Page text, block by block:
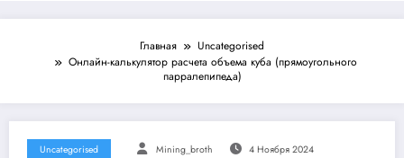
Главная
Uncategorised
Онлайн-калькулятор расчета объема куба (прямоугольного
парралепипеда)
Uncategorised Mining_broth 4 Ноября 2024